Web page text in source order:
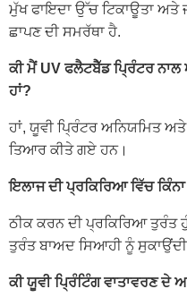
ਮੁੱਖ ਫਾਇਦਾ ਉੱਚ ਟਿਕਾਊਤਾ ਅਤੇ
ਛਾਪਣ ਦੀ ਸਮਰੱਥਾ ਹੈ.
ਕੀ ਮੈਂ UV ਫਲੈਟਬੈੱਡ ਪ੍ਰਿੰਟਰ
ਹਾਂ?
ਹਾਂ, ਯੂਵੀ ਪ੍ਰਿੰਟਰ ਅਨਿਯਮਿਤ
ਤਿਆਰ ਕੀਤੇ ਗਏ ਹਨ।
ਇਲਾਜ ਦੀ ਪ੍ਰਕਿਰਿਆ ਵਿੱਚ
ਠੀਕ ਕਰਨ ਦੀ ਪ੍ਰਕਿਰਿਆ ਤੁਰੰਤ
ਤੁਰੰਤ ਬਾਅਦ ਸਿਆਹੀ ਨੂੰ
ਕੀ ਯੂਵੀ ਪ੍ਰਿੰਟਿੰਗ ਵਾਤਾਵਰਣ ਦੇ